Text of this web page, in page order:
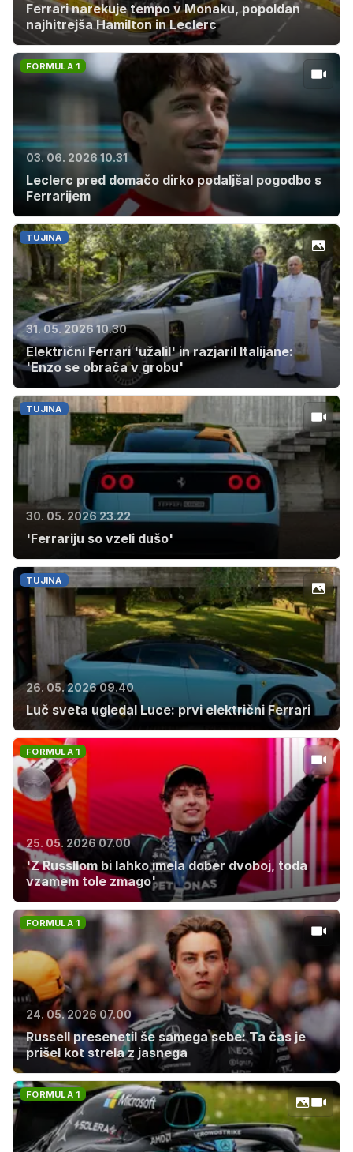
Ferrari narekuje tempo v Monaku, popoldan
najhitrejša Hamilton in Leclerc
FORMULA 1
03. 06. 2026 10.31
Leclerc pred domačo dirko podaljšal pogodbo s
Ferrarijem
TUJINA
31. 05. 2026 10.30
Električni Ferrari 'užalil' in razjaril Italijane:
'Enzo se obrača v grobu'
TUJINA
30. 05. 2026 23.22
'Ferrariju so vzeli dušo'
TUJINA
26. 05. 2026 09.40
Luč sveta ugledal Luce: prvi električni Ferrari
FORMULA 1
25. 05. 2026 07.00
'Z Russllom bi lahko imela dober dvoboj, toda
vzamem tole zmago'
FORMULA 1
24. 05. 2026 07.00
Russell presenetil še samega sebe: Ta čas je
prišel kot strela z jasnega
FORMULA 1